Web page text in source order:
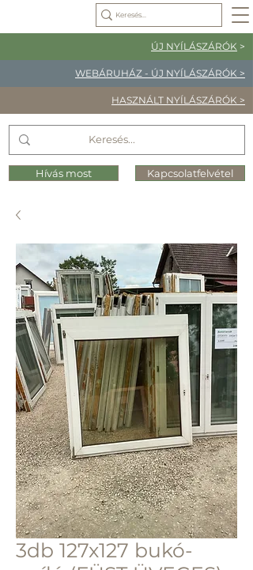
ÚJ NYÍLÁSZÁRÓK >
WEBÁRUHÁZ - ÚJ NYÍLÁSZÁRÓK >
HASZNÁLT NYÍLÁSZÁRÓK >
Hívás most Kapcsolatfelvétel
3db 127x127 bukó-